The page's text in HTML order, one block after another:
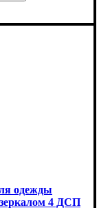
см
одежды
4 ДСП